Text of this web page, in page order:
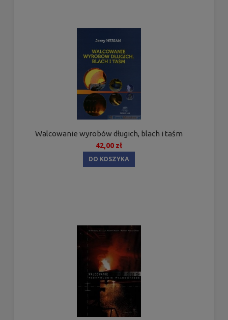
Walcowanie wyrobów długich, blach i taśm
42,00 zł
DO KOSZYKA